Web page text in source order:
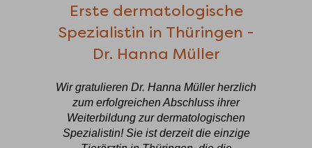
Erste dermatologische
Spezialistin in Thüringen -
Dr. Hanna Müller
Wir gratulieren Dr. Hanna Müller herzlich
zum erfolgreichen Abschluss ihrer
Weiterbildung zur dermatologischen
Spezialistin! Sie ist derzeit die einzige